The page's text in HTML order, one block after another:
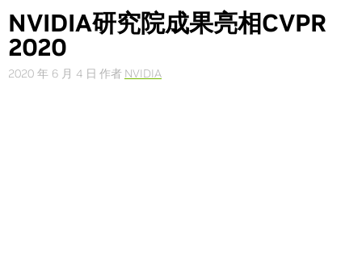
NVIDIA研究院成果亮相CVPR
2020
2020 年 6 月 4 日 作者 NVIDIA